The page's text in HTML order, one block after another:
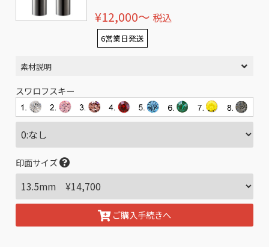
¥12,000〜 税込
6営業日発送
素材説明
スワロフスキー
印面サイズ
ご購入手続きへ